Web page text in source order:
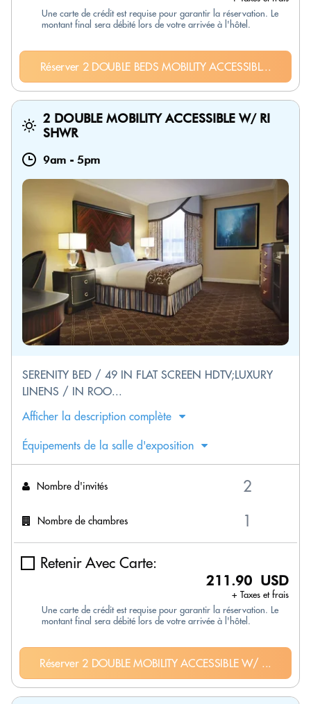
Une carte de crédit est requise pour garantir la réservation. Le
montant final sera débité lors de votre arrivée à l'hôtel.
Réserver 2 DOUBLE BEDS MOBILITY ACCESSIBL...
2 DOUBLE MOBILITY ACCESSIBLE W/ RI
SHWR
9am - 5pm
SERENITY BED / 49 IN FLAT SCREEN HDTV;LUXURY
LINENS / IN ROO...
Afficher la description complète
Équipements de la salle d'exposition
Nombre d'invités
Nombre de chambres
Retenir Avec Carte:
211.90 USD
+ Taxes et frais
Une carte de crédit est requise pour garantir la réservation. Le
montant final sera débité lors de votre arrivée à l'hôtel.
Réserver 2 DOUBLE MOBILITY ACCESSIBLE W/ ...